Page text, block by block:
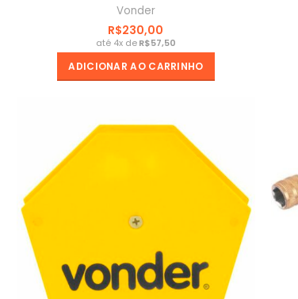
Vonder
R$
R$
ADICIONAR AO CARRINHO